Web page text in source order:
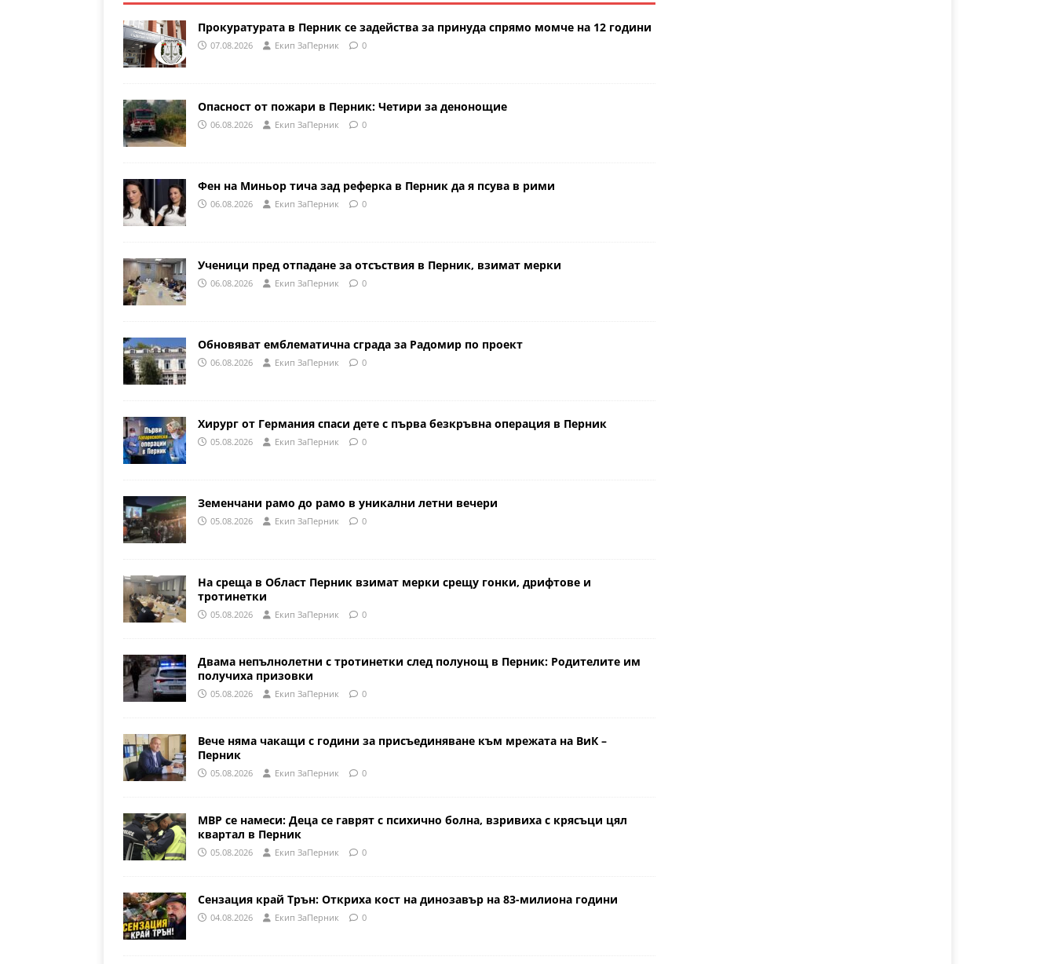
Прокуратурата в Перник се задейства за принуда спрямо момче на 12 години
07.08.2026 Eкип ЗаПерник 0
Опасност от пожари в Перник: Четири за денонощие
06.08.2026 Eкип ЗаПерник 0
Фен на Миньор тича зад реферка в Перник да я псува в рими
06.08.2026 Eкип ЗаПерник 0
Ученици пред отпадане за отсъствия в Перник, взимат мерки
06.08.2026 Eкип ЗаПерник 0
Обновяват емблематична сграда за Радомир по проект
06.08.2026 Eкип ЗаПерник 0
Хирург от Германия спаси дете с първа безкръвна операция в Перник
05.08.2026 Eкип ЗаПерник 0
Земенчани рамо до рамо в уникални летни вечери
05.08.2026 Eкип ЗаПерник 0
На среща в Област Перник взимат мерки срещу гонки, дрифтове и
тротинетки
05.08.2026 Eкип ЗаПерник 0
Двама непълнолетни с тротинетки след полунощ в Перник: Родителите им
получиха призовки
05.08.2026 Eкип ЗаПерник 0
Вече няма чакащи с години за присъединяване към мрежата на ВиК –
Перник
05.08.2026 Eкип ЗаПерник 0
МВР се намеси: Деца се гаврят с психично болна, взривиха с крясъци цял
квартал в Перник
05.08.2026 Eкип ЗаПерник 0
Сензация край Трън: Откриха кост на динозавър на 83-милиона години
04.08.2026 Eкип ЗаПерник 0